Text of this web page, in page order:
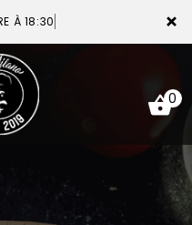
×
À 18:30
0